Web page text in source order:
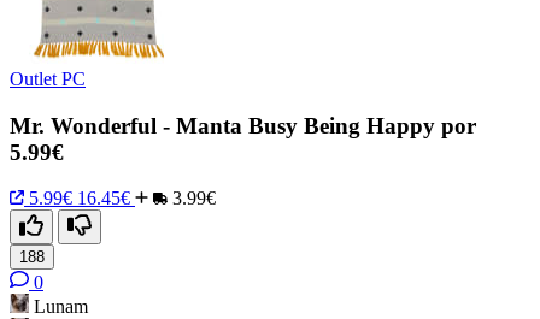
Outlet PC
Mr. Wonderful - Manta Busy Being Happy por
5.99€
5.99€ 16.45€ 3.99€
188
0
Lunam